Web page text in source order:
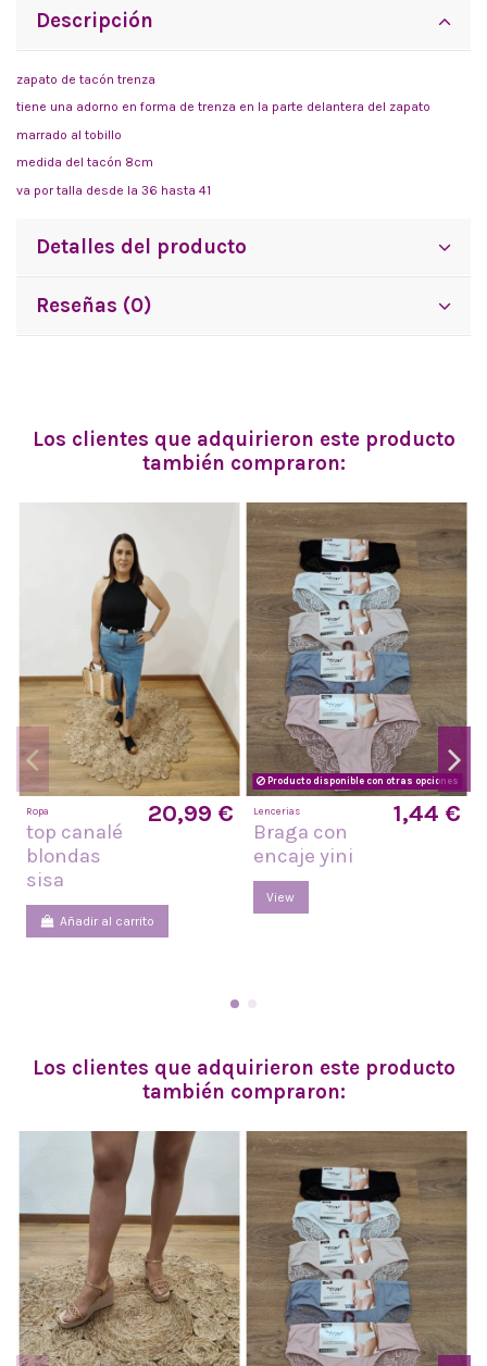
Descripción
zapato de tacón trenza
tiene una adorno en forma de trenza en la parte delantera del zapato
marrado al tobillo
medida del tacón 8cm
va por talla desde la 36 hasta 41
Detalles del producto
Reseñas (0)
Los clientes que adquirieron este producto
también compraron:
Ropa
top canalé
blondas
sisa
20,99 €
Añadir al carrito
Producto disponible con otras opciones
Lencerias
Braga con
encaje yini
1,44 €
View
Los clientes que adquirieron este producto
también compraron: